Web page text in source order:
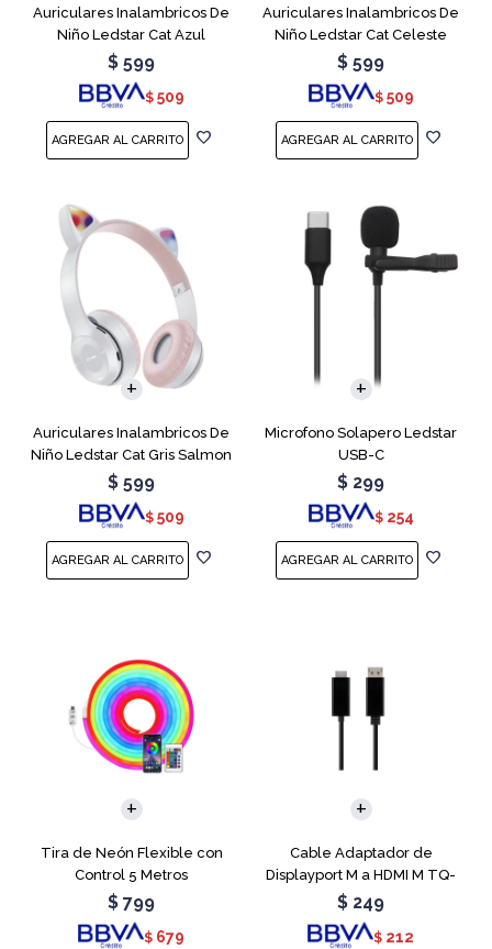
Auriculares Inalambricos De
Niño Ledstar Cat Azul
$ 599
$ 509
Auriculares Inalambricos De
Niño Ledstar Cat Celeste
$ 599
$ 509
Auriculares Inalambricos De
Niño Ledstar Cat Gris Salmon
$ 599
$ 509
Microfono Solapero Ledstar
USB-C
$ 299
$ 254
Tira de Neón Flexible con
Control 5 Metros
$ 799
$ 679
Cable Adaptador de
Displayport M a HDMI M TQ-
6307
$ 249
$ 212